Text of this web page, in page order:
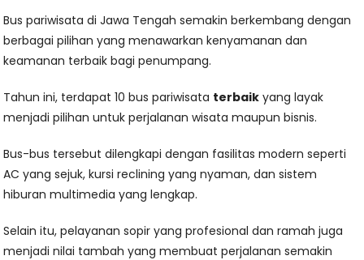
Bus pariwisata di Jawa Tengah semakin berkembang dengan
berbagai pilihan yang menawarkan kenyamanan dan
keamanan terbaik bagi penumpang.
Tahun ini, terdapat 10 bus pariwisata terbaik yang layak
menjadi pilihan untuk perjalanan wisata maupun bisnis.
Bus-bus tersebut dilengkapi dengan fasilitas modern seperti
AC yang sejuk, kursi reclining yang nyaman, dan sistem
hiburan multimedia yang lengkap.
Selain itu, pelayanan sopir yang profesional dan ramah juga
menjadi nilai tambah yang membuat perjalanan semakin